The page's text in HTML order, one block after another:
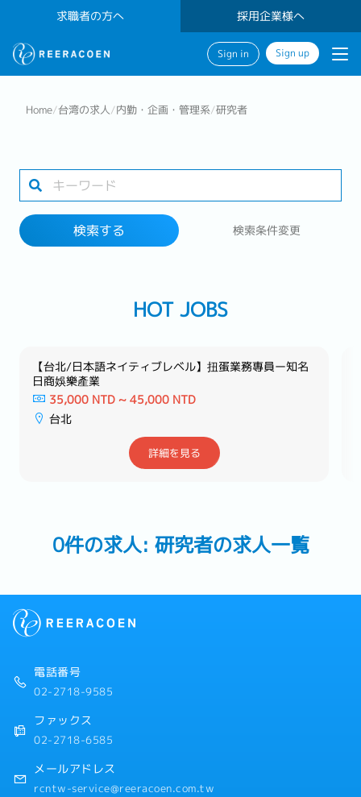
求職者の方へ 採用企業様へ
Sign in Sign up
業界
Home/台湾の求人/内勤・企画・管理系/研究者
検索する 検索条件変更
HOT JOBS
【台北/日本語ネイティブレベル】扭蛋業務專員ー知名
日商娛樂產業
35,000 NTD ~ 45,000 NTD
台北
詳細を見る
0件の求人: 研究者の求人一覧
電話番号
02-2718-9585
ファックス
02-2718-6585
メールアドレス
rcntw-service@reeracoen.com.tw